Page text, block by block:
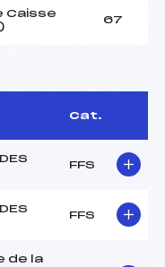
Caisse
67
Cat.
FFS
FFS
de la